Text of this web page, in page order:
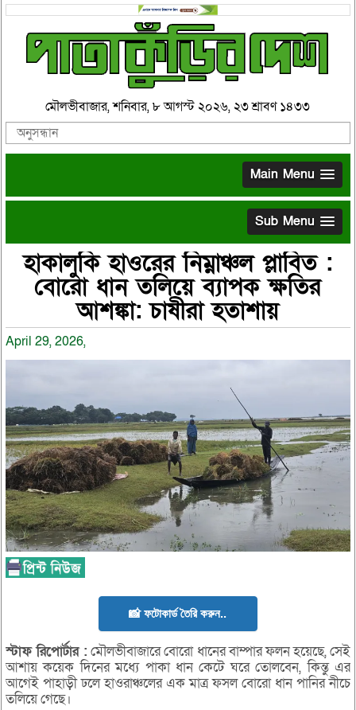
মৌলভীবাজার, শনিবার, ৮ আগস্ট ২০২৬, ২৩ শ্রাবণ ১৪৩৩
Main Menu
Sub Menu
হাকালুকি হাওরের নিম্নাঞ্চল প্লাবিত :
বোরো ধান তলিয়ে ব্যাপক ক্ষতির
আশঙ্কা: চাষীরা হতাশায়
April 29, 2026,
📸 ফটোকার্ড তৈরি করুন..
স্টাফরিপোর্টার : মৌলভীবাজারে বোরো ধানের বাম্পার ফলন হয়েছে, সেই
আশায় কয়েক দিনের মধ্যে পাকা ধান কেটে ঘরে তোলবেন, কিন্তু এর
আগেই পাহাড়ী ঢলে হাওরাঞ্চলের এক মাত্র ফসল বোরো ধান পানির নীচে
তলিয়ে গেছে।